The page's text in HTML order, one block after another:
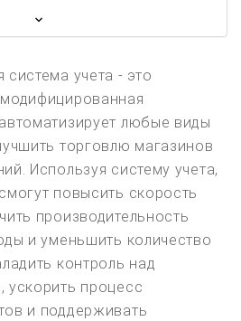
учета - это
любые виды
торговлю магазинов
Используя систему учета,
повысить скорость
производительность
и уменьшить количество
контроль над
ускорить процесс
и поддерживать